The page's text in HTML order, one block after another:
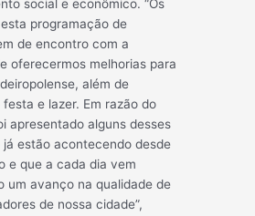
social e econômico. “Os
programação de
de encontro com a
oferecermos melhorias para
além de
e lazer. Em razão do
apresentado alguns desses
já estão acontecendo desde
e que a cada dia vem
um avanço na qualidade de
de nossa cidade”,